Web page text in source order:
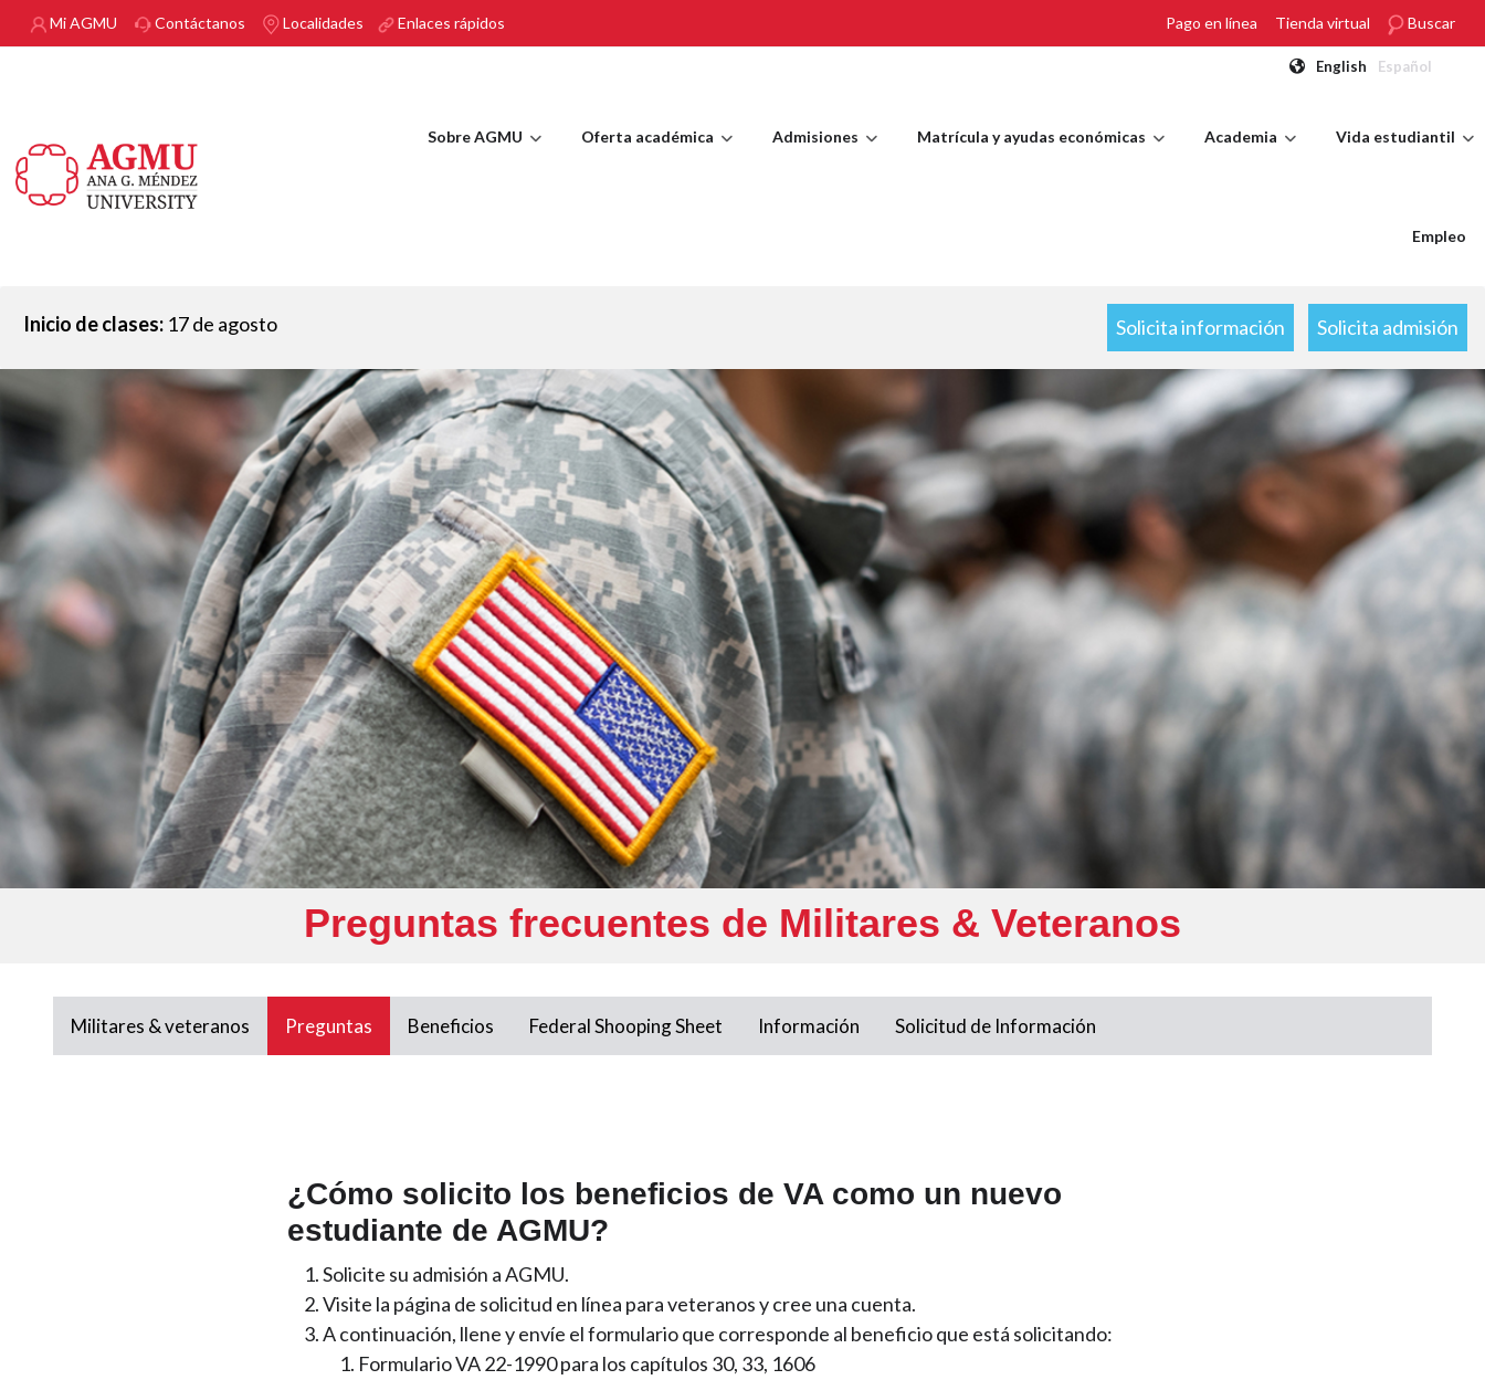
Pasar al contenido principal
Mi AGMU Contáctanos Localidades Enlaces rápidos Pago en línea Tienda virtual Buscar
English Español
Sobre AGMU Oferta académica Admisiones Matrícula y ayudas económicas Academia Vida estudiantil
Empleo
Inicio de clases: 17 de agosto Solicita información Solicita admisión
Preguntas frecuentes de Militares & Veteranos
Militares & veteranos Preguntas Beneficios Federal Shooping Sheet Información Solicitud de Información
¿Cómo solicito los beneficios de VA como un nuevo
estudiante de AGMU?
Solicite su admisión a AGMU.
Visite la página de solicitud en línea para veteranos y cree una cuenta.
A continuación, llene y envíe el formulario que corresponde al beneficio que está solicitando:
Formulario VA 22-1990 para los capítulos 30, 33, 1606